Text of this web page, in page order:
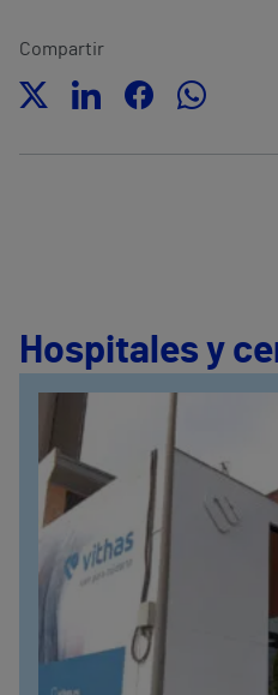
Compartir
Hospitales y